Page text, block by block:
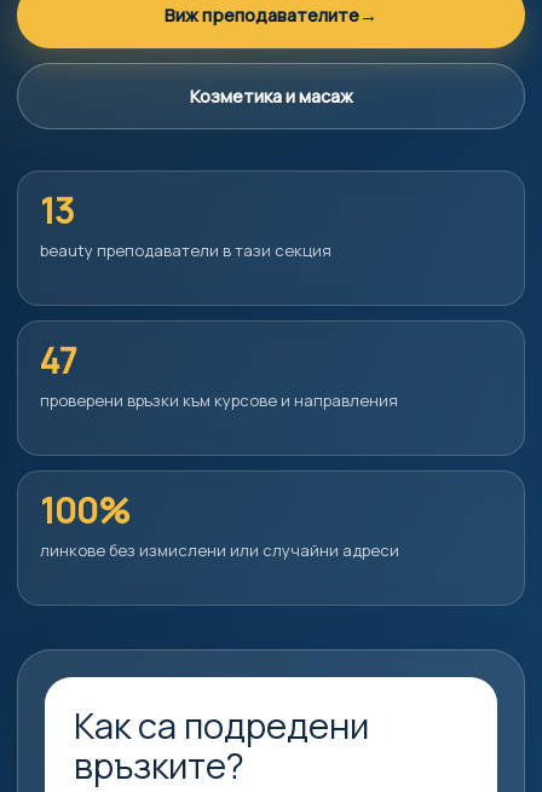
Виж преподавателите→
Козметика и масаж
13
beauty преподаватели в тази секция
47
проверени връзки към курсове и направления
100%
линкове без измислени или случайни адреси
Как са подредени
връзките?